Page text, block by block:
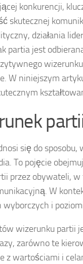
konkurencji,
skutecznej
działania
partia jest
wizerunku
W niniejszym
się do sposobu,
To pojęcie
przez obywateli,
W
i
wizerunku partii
zarówno te
z wartościami i